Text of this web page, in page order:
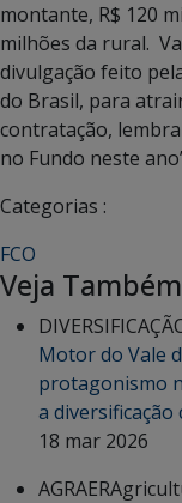
montante, R$ 120
milhões da rural.
divulgação feito
do Brasil, para
contratação,
no Fundo neste
Categorias :
FCO
Veja Também
Motor do Vale
protagonismo
a
18 mar 2026
AGRAER